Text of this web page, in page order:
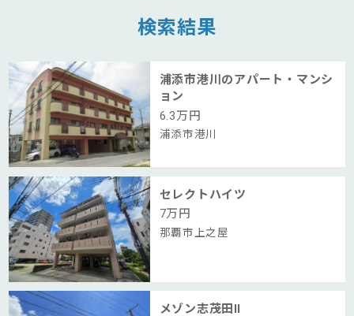
検索結果
浦添市港川のアパート・マンシ
ョン
6.3万円
浦添市港川
セレクトハイツ
7万円
那覇市上之屋
メゾン志茂田Ⅱ